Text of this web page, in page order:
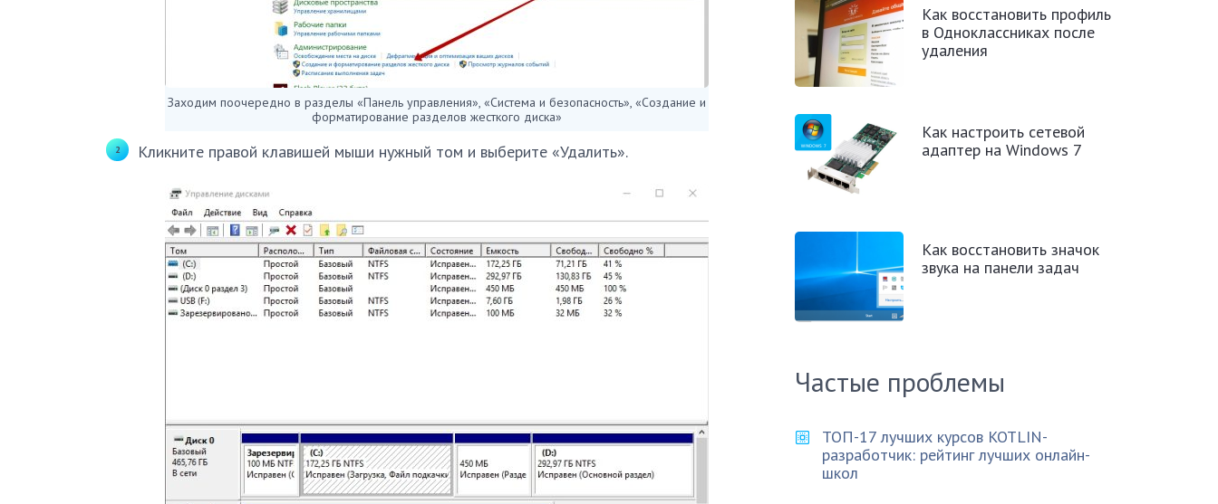
Заходим поочередно в разделы «Панель управления», «Система и безопасность», «Создание и
форматирование разделов жесткого диска»
Кликните правой клавишей мыши нужный том и выберите «Удалить».
Как восстановить профиль
в Одноклассниках после
удаления
Как настроить сетевой
адаптер на Windows 7
Как восстановить значок
звука на панели задач
Частые проблемы
ТОП-17 лучших курсов KOTLIN-
разработчик: рейтинг лучших онлайн-
школ